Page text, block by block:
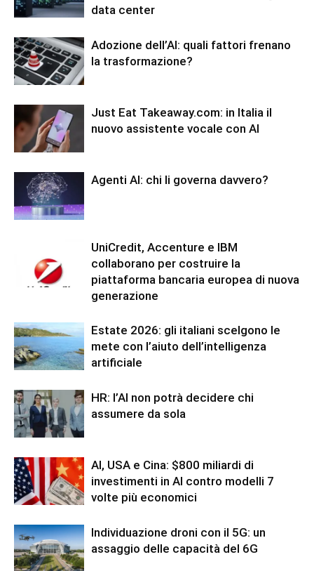
data center
Adozione dell’AI: quali fattori frenano
la trasformazione?
Just Eat Takeaway.com: in Italia il
nuovo assistente vocale con AI
Agenti AI: chi li governa davvero?
UniCredit, Accenture e IBM
collaborano per costruire la
piattaforma bancaria europea di nuova
generazione
Estate 2026: gli italiani scelgono le
mete con l’aiuto dell’intelligenza
artificiale
HR: l’AI non potrà decidere chi
assumere da sola
AI, USA e Cina: $800 miliardi di
investimenti in AI contro modelli 7
volte più economici
Individuazione droni con il 5G: un
assaggio delle capacità del 6G